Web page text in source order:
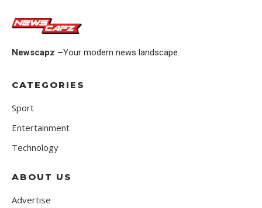
Newscapz –Your modern news landscape.
CATEGORIES
Sport
Entertainment
Technology
ABOUT US
Advertise